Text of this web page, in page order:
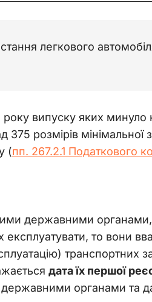
легкового
року випуску яких
розмірів мінімальної
(пп. 267.2.1 Податкового
державними органами,
експлуатувати, то вони
транспортних
дата їх першої
органами та